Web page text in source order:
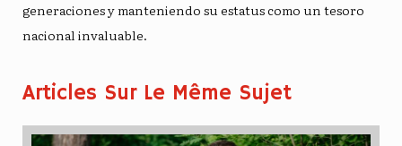
generaciones y manteniendo su estatus como un tesoro
nacional invaluable.
Articles Sur Le Même Sujet